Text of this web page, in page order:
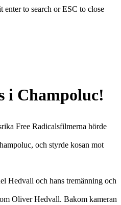
enter to search or ESC to close
i Champoluc!
Free Radicalsfilmerna hörde
och styrde kosan mot
Hedvall och hans tremänning och
Oliver Hedvall. Bakom kameran